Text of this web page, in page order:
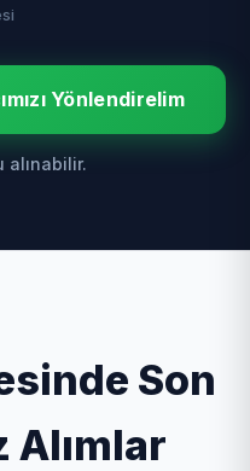
Yönlendirelim
alınabilir.
Son
Alımlar